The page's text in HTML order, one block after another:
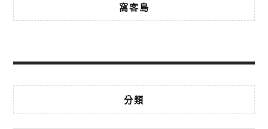
窩客島
分類